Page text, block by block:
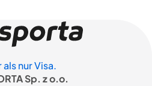
als nur Visa.
Sp. z o.o.